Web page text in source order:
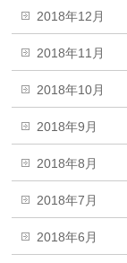
2018年12月
2018年11月
2018年10月
2018年9月
2018年8月
2018年7月
2018年6月